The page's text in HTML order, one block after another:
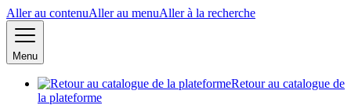
Aller au contenuAller au menuAller à la recherche
Menu
Retour au catalogue de
la plateforme